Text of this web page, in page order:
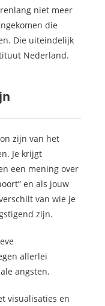
niet meer
die
Die uiteindelijk
Nederland.
zijn van het
Je krijgt
een mening over
en als jouw
van wie je
zijn.
allerlei
angsten.
visualisaties en